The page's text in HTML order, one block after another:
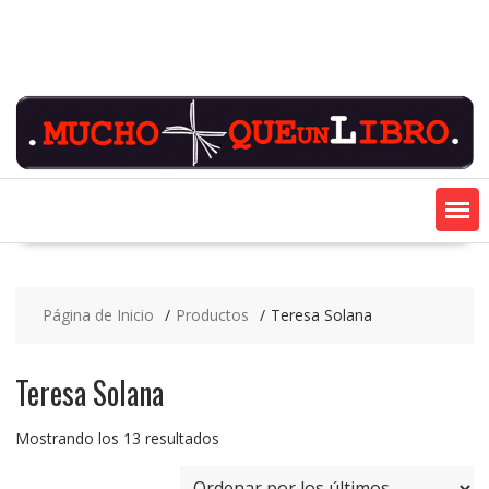
Página de Inicio Productos Teresa Solana
Teresa Solana
Mostrando los 13 resultadosOrdenado